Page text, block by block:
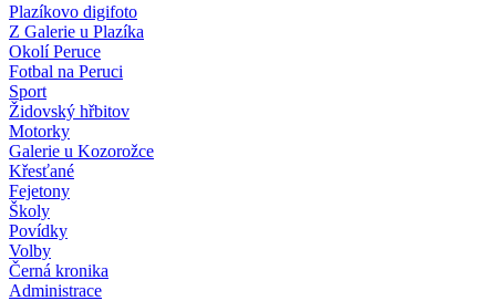
Plazíkovo digifoto
Z Galerie u Plazíka
Okolí Peruce
Fotbal na Peruci
Sport
Židovský hřbitov
Motorky
Galerie u Kozorožce
Křesťané
Fejetony
Školy
Povídky
Volby
Černá kronika
Administrace